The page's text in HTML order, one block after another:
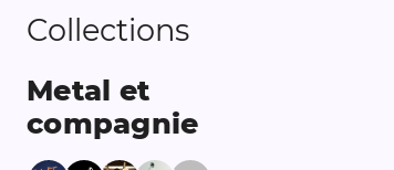
Collections
Metal et
compagnie